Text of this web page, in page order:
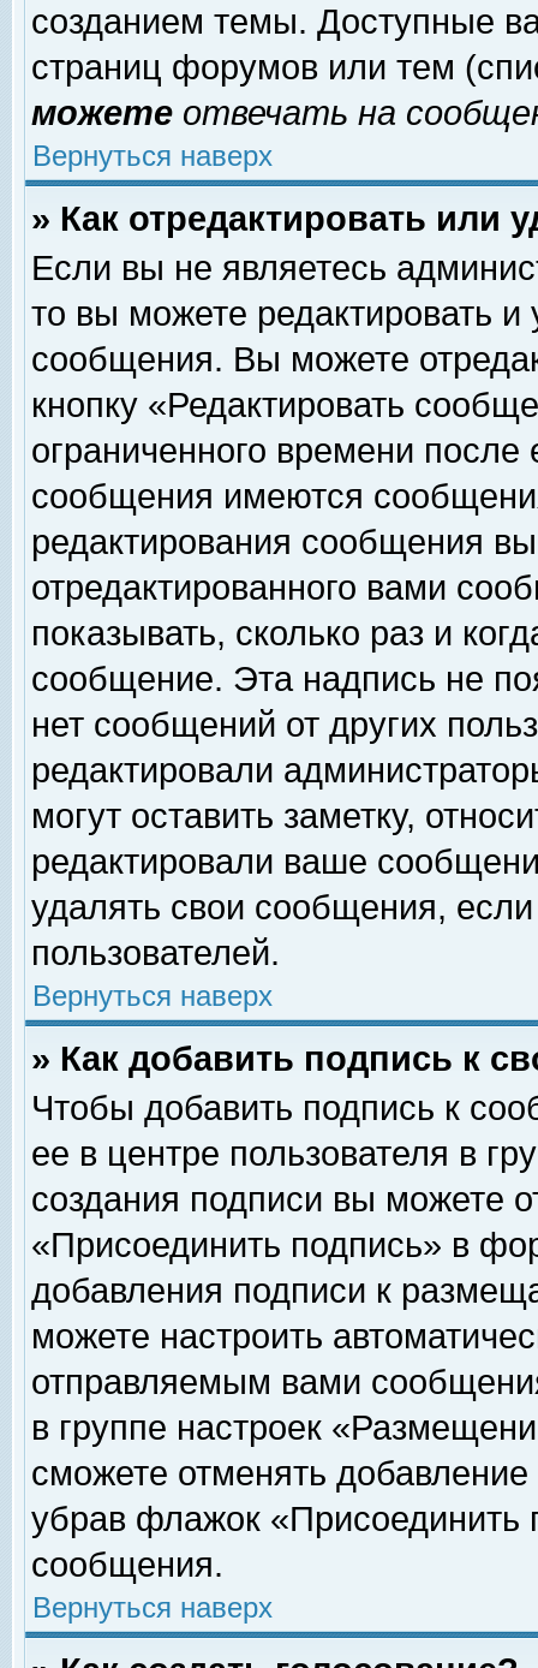
созданием темы. Доступные
страниц форумов или тем
можете отвечать на
Вернуться наверх
» Как отредактировать или
Если вы не являетесь
то вы можете редактировать и
сообщения. Вы можете
кнопку «Редактировать
ограниченного времени
сообщения имеются
редактирования сообщения
отредактированного вами
показывать, сколько раз и
сообщение. Эта надпись не
нет сообщений от других
редактировали
могут оставить заметку,
редактировали ваше
удалять свои сообщения,
пользователей.
Вернуться наверх
» Как добавить подпись к
Чтобы добавить подпись к
ее в центре пользователя в
создания подписи вы можете
«Присоединить подпись» в
добавления подписи к
можете настроить
отправляемым вами
в группе настроек
сможете отменять
убрав флажок «Присоединить
сообщения.
Вернуться наверх